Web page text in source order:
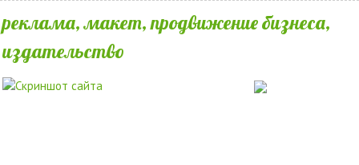
реклама, макет, продвижение бизнеса,
издательство